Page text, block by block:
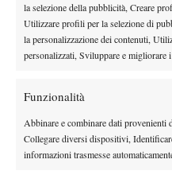
la selezione della pubblicità, Creare
Utilizzare profili per la selezione di
la personalizzazione dei contenuti,
personalizzati, Sviluppare e migliorare
Funzionalità
Abbinare e combinare dati provenienti
Collegare diversi dispositivi,
informazioni trasmesse
Atp News
Ritiro
rischio?
italiano,